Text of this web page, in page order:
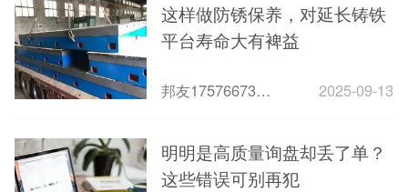
这样做防锈保养，对延长铸铁
平台寿命大有裨益
邦友1757667303005 2025-09-13
明明是高质量询盘却丢了单？
这些错误可别再犯